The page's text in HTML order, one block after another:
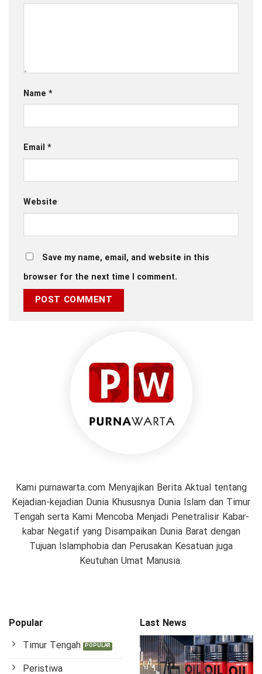
Name *
Email *
Website
Save my name, email, and website in this
browser for the next time I comment.
Kami purnawarta.com Menyajikan Berita Aktual tentang
Kejadian-kejadian Dunia Khususnya Dunia Islam dan Timur
Tengah serta Kami Mencoba Menjadi Penetralisir Kabar-
kabar Negatif yang Disampaikan Dunia Barat dengan
Tujuan Islamphobia dan Perusakan Kesatuan juga
Keutuhan Umat Manusia.
Popular
Timur Tengah
Peristiwa
Last News